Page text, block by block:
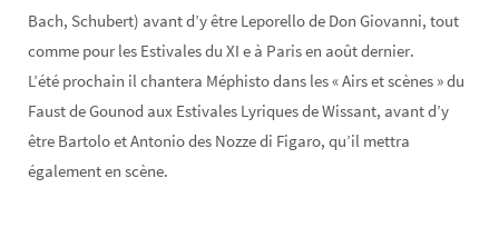
Bach, Schubert) avant d’y être Leporello de Don Giovanni, tout
comme pour les Estivales du XI e à Paris en août dernier.
L’été prochain il chantera Méphisto dans les « Airs et scènes » du
Faust de Gounod aux Estivales Lyriques de Wissant, avant d’y
être Bartolo et Antonio des Nozze di Figaro, qu’il mettra
également en scène.